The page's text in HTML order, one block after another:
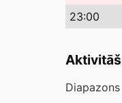
23:00